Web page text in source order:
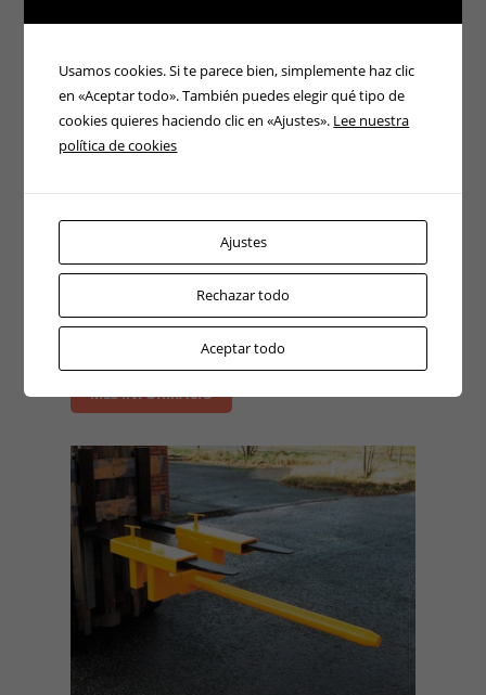
Alquiler
Capacidad de 1500 kg Altura de replegado de 1,98
metros. Para trabajos especiales con altura máxima
MÉS INFORMACIÓ
Usamos cookies. Si te parece bien, simplemente haz clic
en «Aceptar todo». También puedes elegir qué tipo de
cookies quieres haciendo clic en «Ajustes». Lee nuestra
política de cookies
Ajustes
Rechazar todo
Aceptar todo